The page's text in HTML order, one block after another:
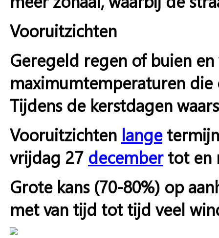
Vooruitzichten
Geregeld regen of buien
maximumtemperaturen
Tijdens de kerstdagen
Vooruitzichten langetermijn
vrijdag 27 decembertot en
Grote kans (70-80%) op
met van tijd tot tijd veel